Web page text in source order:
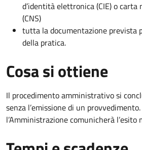
d’identità elettronica (CIE) o carta
(CNS)
tutta la documentazione prevista
della pratica.
Cosa si ottiene
Il procedimento amministrativo si
senza l’emissione di un
l’Amministrazione comunicherà l’esito